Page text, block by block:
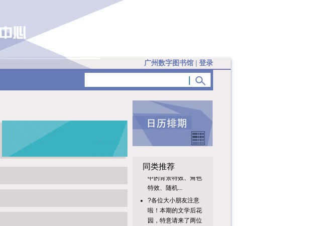
广州数字图书馆 登录
同类推荐
中的背景特效、角色
特效、随机...
?各位大小朋友注意
啦！本期的文学后花
园，特意请来了两位
超特别的小...